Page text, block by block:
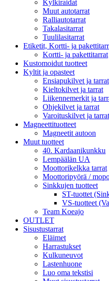
Kylkiraidat
Muut autotarrat
Ralliautotarrat
Takalasitarrat
Tuulilasitarrat
Etiketit, Kortti- ja
Kortti- ja pakettitarrat
Kustomoidut tuotteet
Kyltit ja opasteet
Ensiapukilvet ja tarrat
Kieltokilvet ja tarrat
Liikennemerkit ja
Ohjekilvet ja tarrat
Varoituskilvet ja tarrat
Magneettituotteet
Magneetit autoon
Muut tuotteet
40. Kardaanikunkku
Lempäälän UA
Moottorikelkka tarrat
Moottoripyörä /
Sinkkujen tuotteet
ST-tuottet
VS-tuotteet
Team Koeajo
OUTLET
Sisustustarrat
Eläimet
Harrastukset
Kulkuneuvot
Lastenhuone
Luo oma tekstisi